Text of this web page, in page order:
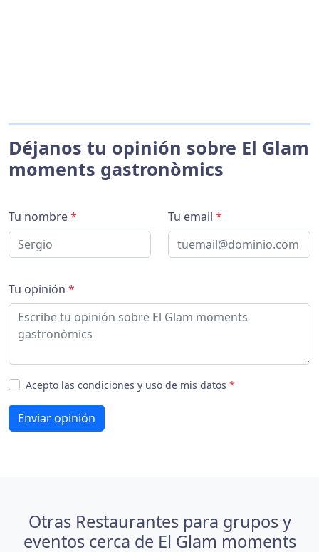
Déjanos tu opinión sobre El Glam
moments gastronòmics
Tu nombre* Tu email *
Tu opinión *
Acepto las condiciones y uso de mis datos *
Enviar opinión
Otras Restaurantes para grupos y
eventos cerca de El Glam moments